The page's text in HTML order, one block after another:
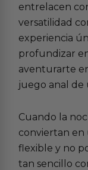
entrelacen
versatilidad
experiencia
profundizar
aventurarte
juego anal de
Cuando la
conviertan en
flexible y no
tan sencillo